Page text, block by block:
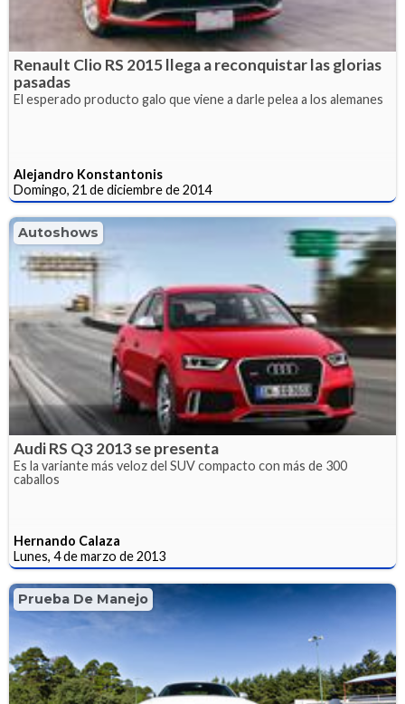
Renault Clio RS 2015 llega a reconquistar las glorias
pasadas
El esperado producto galo que viene a darle pelea a los alemanes
Alejandro Konstantonis
Domingo, 21 de diciembre de 2014
Autoshows
Audi RS Q3 2013 se presenta
Es la variante más veloz del SUV compacto con más de 300
caballos
Hernando Calaza
Lunes, 4 de marzo de 2013
Prueba De Manejo